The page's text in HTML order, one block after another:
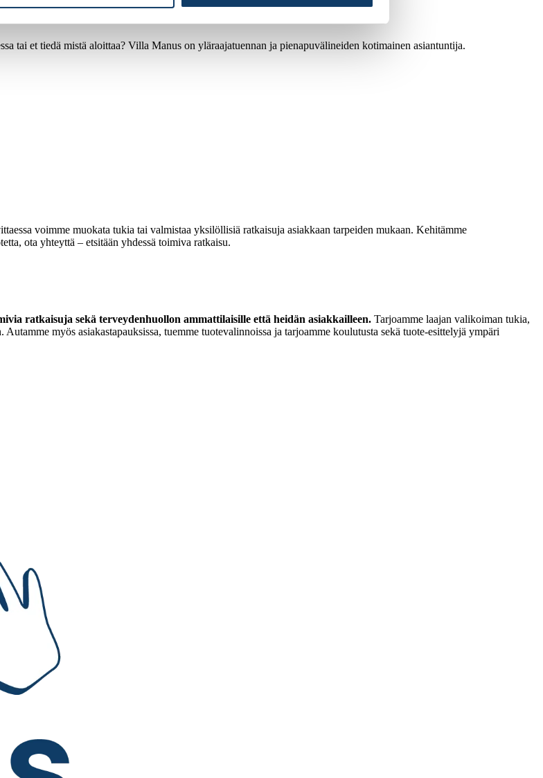
tai et tiedä mistä aloittaa? Villa Manus on yläraajatuennan ja pienapuvälineiden kotimainen asiantuntija.
voimme muokata tukia tai valmistaa yksilöllisiä ratkaisuja asiakkaan tarpeiden mukaan. Kehitämme
ota yhteyttä – etsitään yhdessä toimiva ratkaisu.
ratkaisuja sekä terveydenhuollon ammattilaisille että heidän asiakkailleen. Tarjoamme laajan valikoiman tukia,
myös asiakastapauksissa, tuemme tuotevalinnoissa ja tarjoamme koulutusta sekä tuote-esittelyjä ympäri